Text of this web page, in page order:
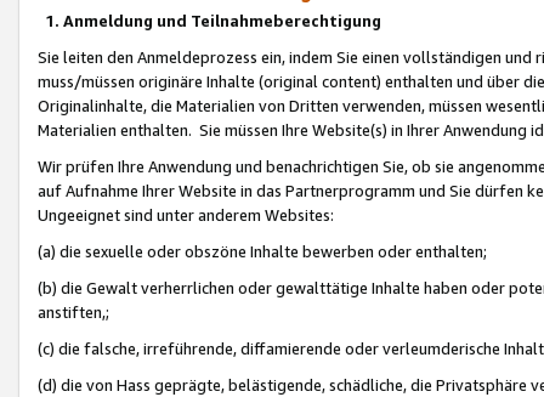
1. Anmeldung und Teilnahmeberechtigung
Sie leiten den Anmeldeprozess ein, indem Sie einen vollständigen
muss/müssen originäre Inhalte (original content) enthalten und über
Originalinhalte, die Materialien von Dritten verwenden, müssen
Materialien enthalten. Sie müssen Ihre Website(s) in Ihrer Anwendung
Wir prüfen Ihre Anwendung und benachrichtigen Sie, ob sie
auf Aufnahme Ihrer Website in das Partnerprogramm und Sie dürfen
Ungeeignet sind unter anderem Websites:
(a) die sexuelle oder obszöne Inhalte bewerben oder enthalten;
(b) die Gewalt verherrlichen oder gewalttätige Inhalte haben oder
anstiften,;
(c) die falsche, irreführende, diffamierende oder verleumderische
(d) die von Hass geprägte, belästigende, schädliche, die Privatsphäre